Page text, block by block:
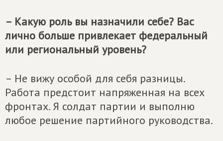
– Какую роль вы назначили себе? Вас
лично больше привлекает федеральный
или региональный уровень?
– Не вижу особой для себя разницы.
Работа предстоит напряженная на всех
фронтах. Я солдат партии и выполню
любое решение партийного руководства.